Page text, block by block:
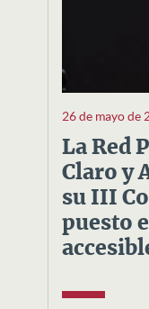
26 de mayo de
La Red
Claro y
su III
puesto